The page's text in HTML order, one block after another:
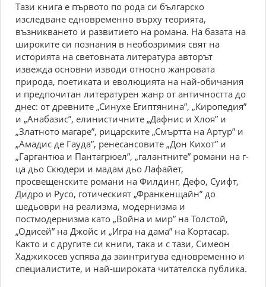
Тази книга е първото по рода си българско
изследване едновременно върху теорията,
възникването и развитието на романа. На базата на
широките си познания в необозримия свят на
историята на световната литература авторът
извежда основни изводи относно жанровата
природа, поетиката и еволюцията на най-обичания
и предпочитан литературен жанр от античността до
днес: от древните „Синухе Египтянина”, „Киропедия”
и „Анабазис”, елинистичните „Дафнис и Хлоя” и
„Златното магаре”, рицарските „Смъртта на Артур” и
„Амадис де Гауда”, ренесансовите „Дон Кихот” и
„Гаргантюа и Пантагрюел”, „галантните” романи на г-
ца дьо Скюдери и мадам дьо Лафайет,
просвещенските романи на Филдинг, Дефо, Суифт,
Дидро и Русо, готическият „Франкенщайн” до
шедьоври на реализма, модернизма и
постмодернизма като „Война и мир” на Толстой,
„Одисей” на Джойс и „Игра на дама” на Кортасар.
Както и с другите си книги, така и с тази, Симеон
Хаджикосев успява да заинтригува едновременно и
специалистите, и най-широката читателска публика.